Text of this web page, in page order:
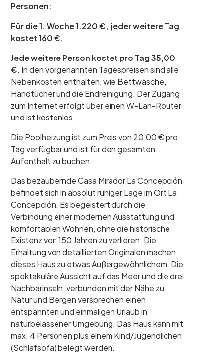
Personen:
Für die 1. Woche 1.220 €, jeder weitere Tag
kostet 160 €.
Jede weitere Person kostet pro Tag 35,00
€. In den vorgenannten Tagespreisen sind alle
Nebenkosten enthalten, wie Bettwäsche,
Handtücher und die Endreinigung. Der Zugang
zum Internet erfolgt über einen W-Lan-Router
und ist kostenlos.
Die Poolheizung ist zum Preis von 20,00 € pro
Tag verfügbar und ist für den gesamten
Aufenthalt zu buchen.
Das bezaubernde Casa Mirador La Concepción
befindet sich in absolut ruhiger Lage im Ort La
Concepción. Es begeistert durch die
Verbindung einer modernen Ausstattung und
komfortablen Wohnen, ohne die historische
Existenz von 150 Jahren zu verlieren. Die
Erhaltung von detaillierten Originalen machen
dieses Haus zu etwas Außergewöhnlichem. Die
spektakuläre Aussicht auf das Meer und die drei
Nachbarinseln, verbunden mit der Nähe zu
Natur und Bergen versprechen einen
entspannten und einmaligen Urlaub in
naturbelassener Umgebung. Das Haus kann mit
max. 4 Personen plus einem Kind/Jugendlichen
(Schlafsofa) belegt werden.